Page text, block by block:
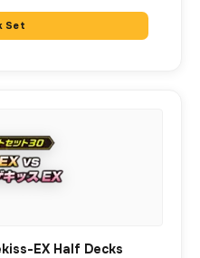
Set
EX Half Decks